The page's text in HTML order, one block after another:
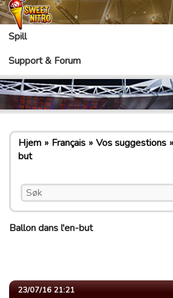
Spill
Support & Forum
Hjem Français Vos suggestions
but
Ballon dans l'en-but
23/07/16 21:21